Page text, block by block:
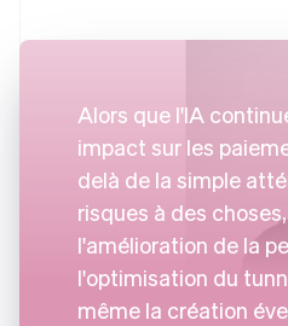
Alors que l'IA
impact sur les
delà de la simple
risques à des
l'amélioration de la
l'optimisation du
même la création